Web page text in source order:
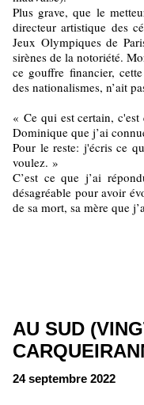
Plus grave, que le
directeur artistique des
Jeux Olympiques de
sirènes de la notoriété.
ce gouffre financier,
des nationalismes, n’ait
« Ce qui est certain,
Dominique que j’ai
Pour le reste: j'écris ce
voulez. »
C’est ce que j’ai
désagréable pour avoir
de sa mort, sa mère que
AU SUD
24 septembre 2022